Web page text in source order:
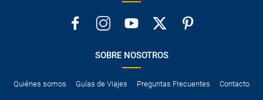
SOBRE NOSOTROS
Quiénes somos Guías de Viajes Preguntas Frecuentes Contacto